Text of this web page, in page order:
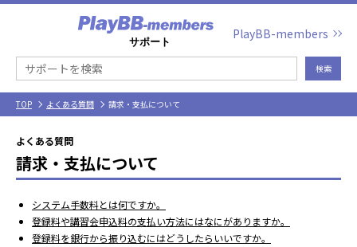
検索
PlayBB-members
TOP よくある質問 請求・支払について
よくある質問
請求・支払について
システム手数料とは何ですか。
登録料や講習会申込料の支払い方法にはなにがありますか。
登録料を銀行から振り込むにはどうしたらいいですか。